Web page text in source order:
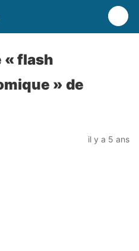
« flash
» de
il y a 5 ans